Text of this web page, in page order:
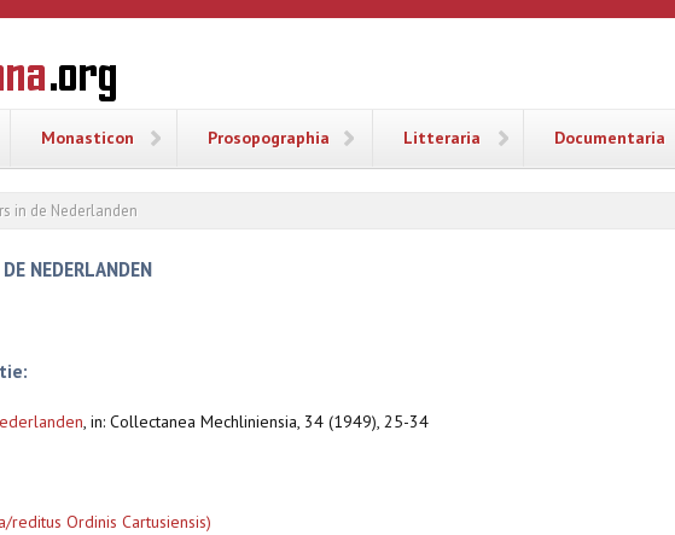
Monasticon Prosopographia Litteraria Documentaria
in de Nederlanden
NEDERLANDEN
, in: Collectanea Mechliniensia, 34 (1949), 25-34
reditus Ordinis Cartusiensis)